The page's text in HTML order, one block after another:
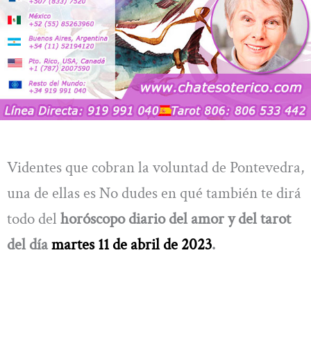
Videntes que cobran la voluntad de Pontevedra,
una de ellas es No dudes en qué también te dirá
todo del horóscopo diario del amor y del tarot
del díamartes 11 de abril de 2023.